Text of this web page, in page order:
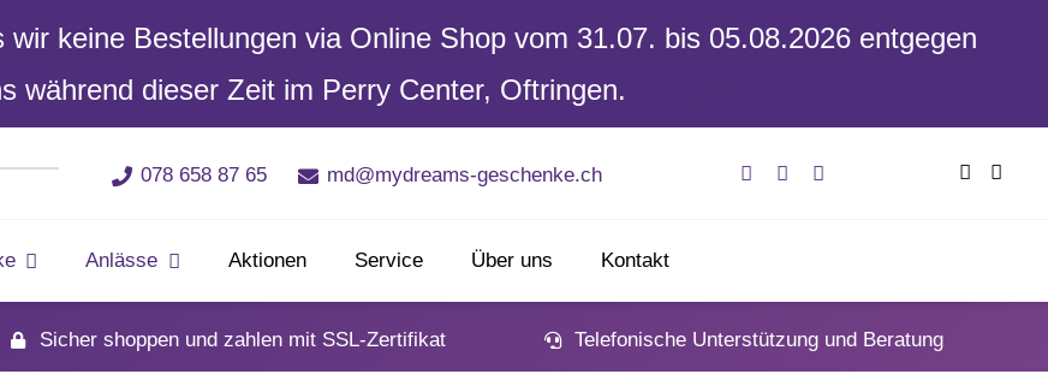
keine Bestellungen via Online Shop vom 31.07. bis 05.08.2026 entgegen
während dieser Zeit im Perry Center, Oftringen.
078 658 87 65 md@mydreams-geschenke.ch
Anlässe Aktionen Service Über uns Kontakt
Sicher shoppen und zahlen mit SSL-Zertifikat Telefonische Unterstützung und Beratung